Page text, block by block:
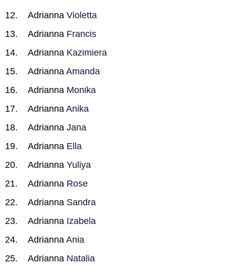
Adrianna Violetta
Adrianna Francis
Adrianna Kazimiera
Adrianna Amanda
Adrianna Monika
Adrianna Anika
Adrianna Jana
Adrianna Ella
Adrianna Yuliya
Adrianna Rose
Adrianna Sandra
Adrianna Izabela
Adrianna Ania
Adrianna Natalia